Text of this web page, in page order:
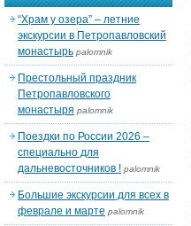
“Храм у озера” – летние
экскурсии в Петропавловский
монастырь palomnik
Престольный праздник
Петропавловского
монастыря palomnik
Поездки по России 2026 –
специально для
дальневосточников ! palomnik
Большие экскурсии для всех в
феврале и марте palomnik